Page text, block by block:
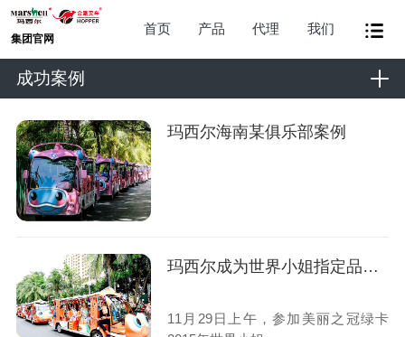
集团官网
首页 产品 代理 我们
成功案例
玛西尔海南某俱乐部案例
玛西尔成为世界小姐指定品牌案例
11月29日上午，参加美丽之冠绿卡